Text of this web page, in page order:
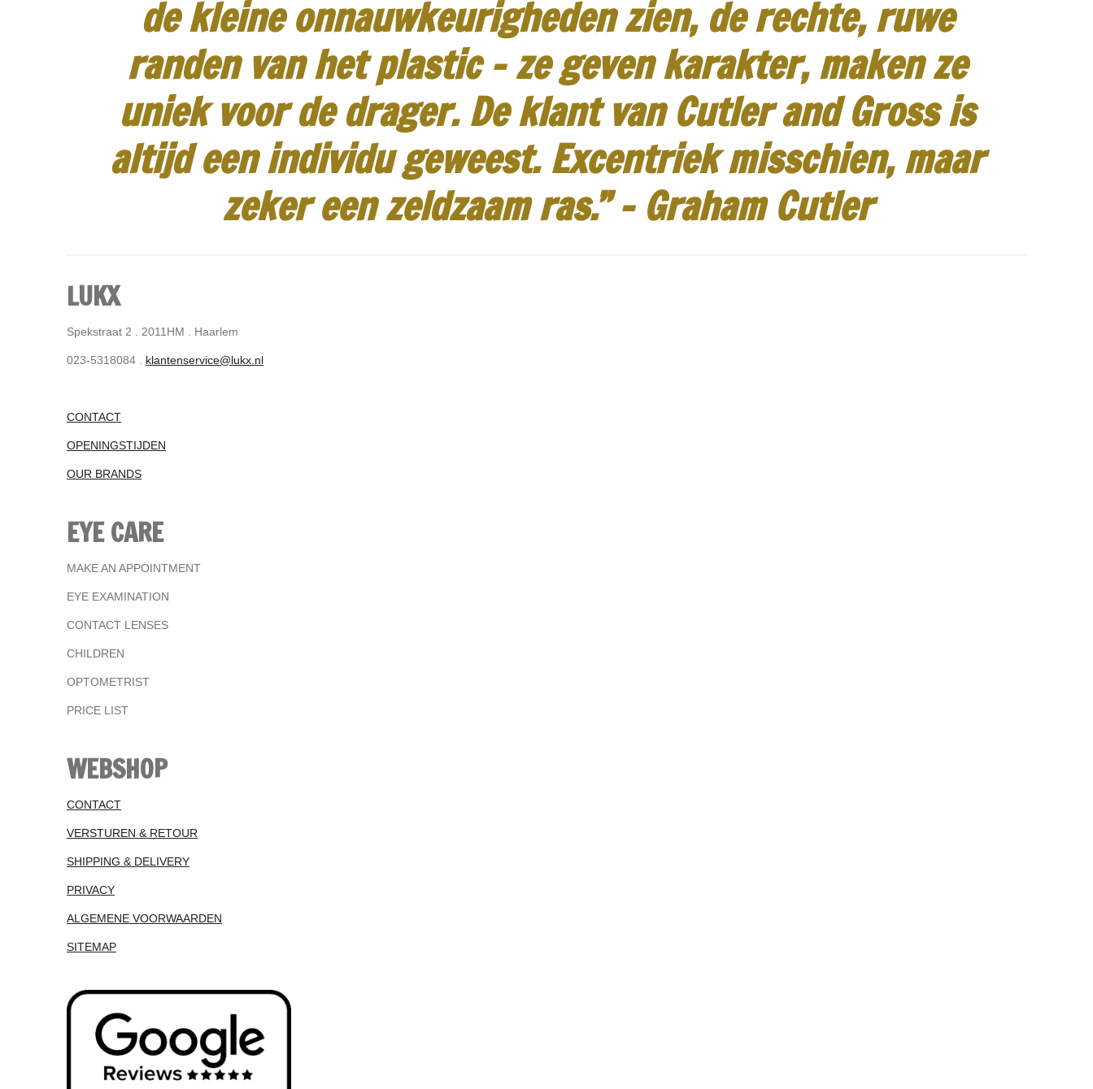
de kleine onnauwkeurigheden zien, de rechte, ruwe
randen van het plastic - ze geven karakter, maken ze
uniek voor de drager. De klant van Cutler and Gross is
altijd een individu geweest. Excentriek misschien, maar
zeker een zeldzaam ras.” - Graham Cutler
LUKX
Spekstraat 2 . 2011HM . Haarlem
023-5318084 . klantenservice@lukx.nl
CONTACT
OPENINGSTIJDEN
OUR BRANDS
EYE CARE
MAKE AN APPOINTMENT
EYE EXAMINATION
CONTACT LENSES
CHILDREN
OPTOMETRIST
PRICE LIST
WEBSHOP
CONTACT
VERSTUREN & RETOUR
SHIPPING & DELIVERY
PRIVACY
ALGEMENE VOORWAARDEN
SITEMAP